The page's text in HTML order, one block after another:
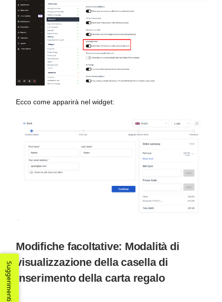
Ecco come apparirà nel widget:
Modifiche facoltative: Modalità di
visualizzazione della casella di
inserimento della carta regalo
Suggerimenti